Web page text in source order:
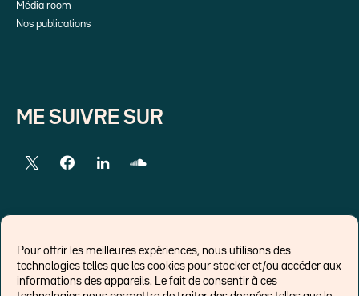
Pour offrir les meilleures expériences, nous utilisons des
technologies telles que les cookies pour stocker et/ou accéder aux
informations des appareils. Le fait de consentir à ces
Média room
Nos publications
ME SUIVRE SUR
LIENS EXTERNES
Chroniques pour Forbes